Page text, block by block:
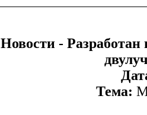
Новости -
Тема: